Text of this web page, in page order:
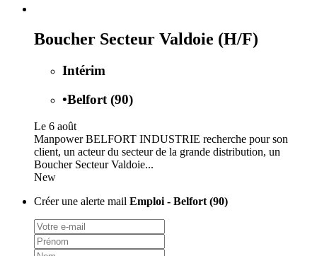
Boucher Secteur Valdoie (H/F)
Intérim
•Belfort (90)
Le 6 août
Manpower BELFORT INDUSTRIE recherche pour son
client, un acteur du secteur de la grande distribution, un
Boucher Secteur Valdoie...
New
Créer une alerte mail Emploi - Belfort (90)